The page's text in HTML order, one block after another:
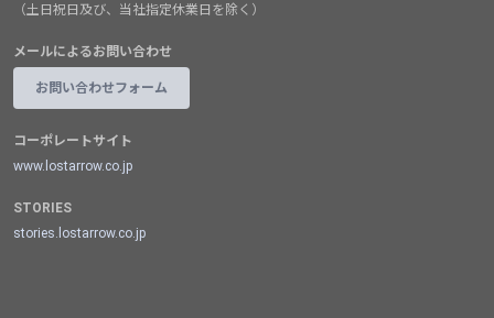
（土日祝日及び、当社指定休業日を除く）
メールによるお問い合わせ
お問い合わせフォーム
コーポレートサイト
www.lostarrow.co.jp
STORIES
stories.lostarrow.co.jp